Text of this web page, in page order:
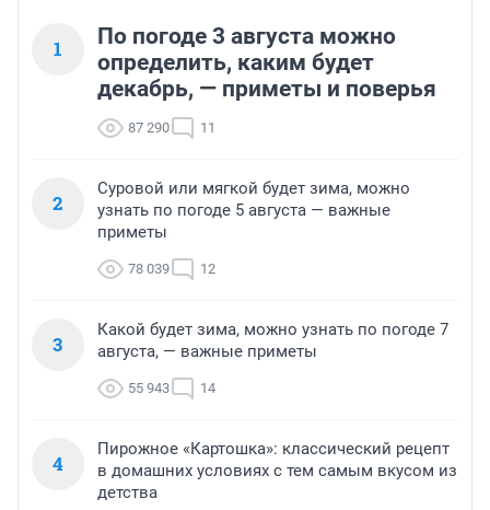
1
По погоде 3 августа можно
определить, каким будет
декабрь, — приметы и поверья
87 290 11
2
Суровой или мягкой будет зима, можно
узнать по погоде 5 августа — важные
приметы
78 039 12
3
Какой будет зима, можно узнать по погоде 7
августа, — важные приметы
55 943 14
4
Пирожное «Картошка»: классический рецепт
в домашних условиях с тем самым вкусом из
детства